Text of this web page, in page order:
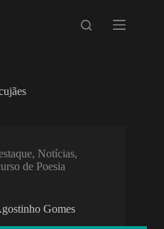
, Notícias,
de Poesia
Gomes